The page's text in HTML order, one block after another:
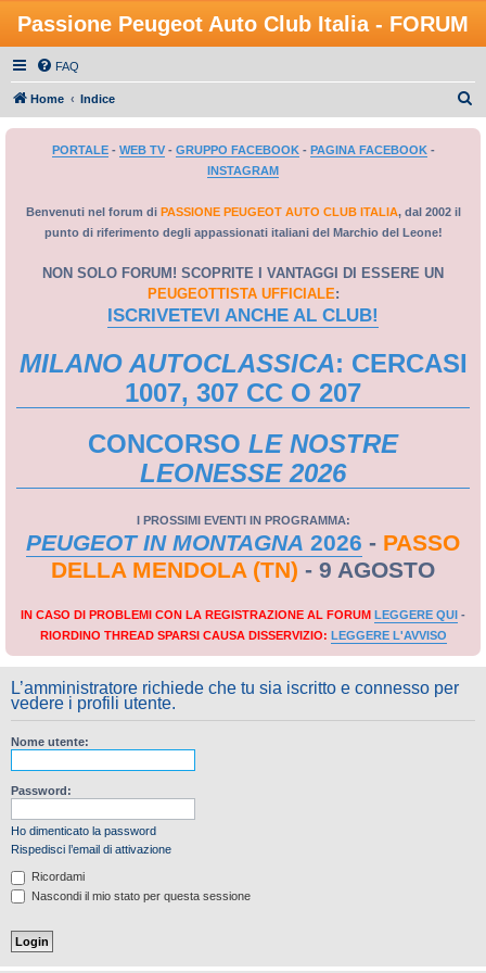
Passione Peugeot Auto Club Italia - FORUM
FAQ
Home Indice
PORTALE- WEB TV- GRUPPO FACEBOOK- PAGINA FACEBOOK-
INSTAGRAM
Benvenuti nel forum di PASSIONE PEUGEOT AUTO CLUB ITALIA, dal 2002 il
punto di riferimento degli appassionati italiani del Marchio del Leone!
NON SOLO FORUM! SCOPRITE I VANTAGGI DI ESSERE UN
PEUGEOTTISTA UFFICIALE:
ISCRIVETEVI ANCHE AL CLUB!
MILANO AUTOCLASSICA: CERCASI
1007, 307 CC O 207
CONCORSO LE NOSTRE
LEONESSE 2026
I PROSSIMI EVENTI IN PROGRAMMA:
PEUGEOT IN MONTAGNA 2026 - PASSO
DELLA MENDOLA (TN) - 9 AGOSTO
IN CASO DI PROBLEMI CON LA REGISTRAZIONE AL FORUM LEGGERE QUI -
RIORDINO THREAD SPARSI CAUSA DISSERVIZIO: LEGGERE L'AVVISO
L’amministratore richiede che tu sia iscritto e connesso per
vedere i profili utente.
Nome utente:
Password:
Ho dimenticato la password
Rispedisci l’email di attivazione
Ricordami
Nascondi il mio stato per questa sessione